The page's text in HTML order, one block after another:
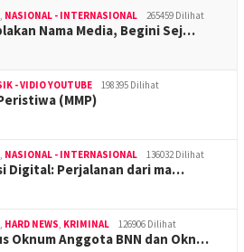
, NASIONAL - INTERNASIONAL 265459 Dilihat
Nama Media, Begini Sej…
- VIDIO YOUTUBE 198395 Dilihat
(MMP)
, NASIONAL - INTERNASIONAL 136032 Dilihat
Digital: Perjalanan dari ma…
, HARD NEWS, KRIMINAL 126906 Dilihat
Oknum Anggota BNN dan Okn…